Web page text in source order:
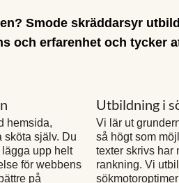
Smode skräddarsyr
och erfarenhet och tycker
hemsida,
sköta själv. Du
upp helt
för webbens
på
Utbildning i
Vi lär ut
så högt som
texter skrivs har
rankning. Vi